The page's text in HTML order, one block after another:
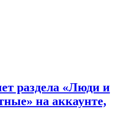
раздела «Люди и
на аккаунте,